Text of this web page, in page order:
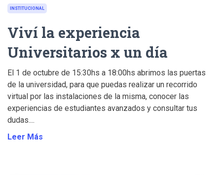
INSTITUCIONAL
Viví la experiencia
Universitarios x un día
El 1 de octubre de 15:30hs a 18:00hs abrimos las puertas
de la universidad, para que puedas realizar un recorrido
virtual por las instalaciones de la misma, conocer las
experiencias de estudiantes avanzados y consultar tus
dudas....
Leer Más